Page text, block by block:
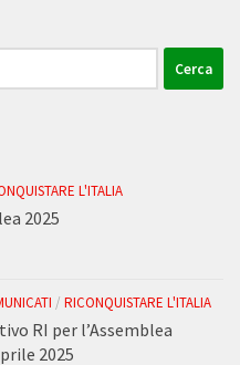
L'ITALIA
2025
/ RICONQUISTARE L'ITALIA
RI per l’Assemblea
2025